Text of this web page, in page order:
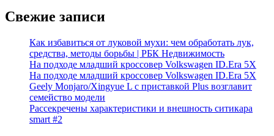
Свежие записи
Как избавиться от луковой мухи: чем обработать лук,
средства, методы борьбы | РБК Недвижимость
На подходе младший кроссовер Volkswagen ID.Era 5X
На подходе младший кроссовер Volkswagen ID.Era 5X
Geely Monjaro/Xingyue L с приставкой Plus возглавит
семейство модели
Рассекречены характеристики и внешность ситикара
smart #2